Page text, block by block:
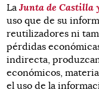
LaJunta de Castilla
uso que de su
reutilizadores ni
pérdidas
indirecta,
económicos,
el uso de la